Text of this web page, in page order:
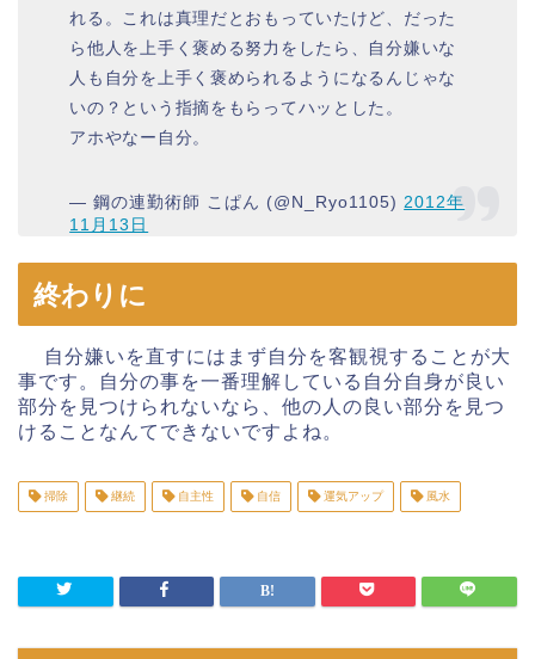
れる。これは真理だとおもっていたけど、だった
ら他人を上手く褒める努力をしたら、自分嫌いな
人も自分を上手く褒められるようになるんじゃな
いの？という指摘をもらってハッとした。
アホやなー自分。
— 鋼の連勤術師 こぱん (@N_Ryo1105) 2012年
11月13日
終わりに
自分嫌いを直すにはまず自分を客観視することが大
事です。自分の事を一番理解している自分自身が良い
部分を見つけられないなら、他の人の良い部分を見つ
けることなんてできないですよね。
掃除 継続 自主性 自信 運気アップ 風水